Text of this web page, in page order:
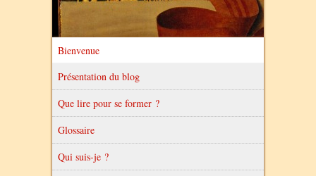
Bienvenue
Présentation du blog
Que lire pour se former ?
Glossaire
Qui suis-je ?